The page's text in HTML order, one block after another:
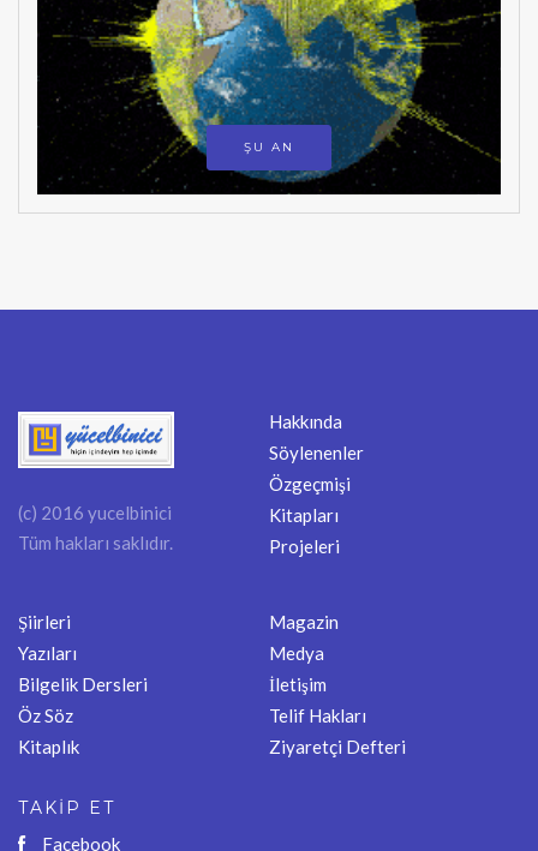
ŞU AN
(c) 2016 yucelbinici
Tüm hakları saklıdır.
Hakkında
Söylenenler
Özgeçmişi
Kitapları
Projeleri
Şiirleri
Yazıları
Bilgelik Dersleri
Öz Söz
Kitaplık
Magazin
Medya
İletişim
Telif Hakları
Ziyaretçi Defteri
TAKİP ET
Facebook